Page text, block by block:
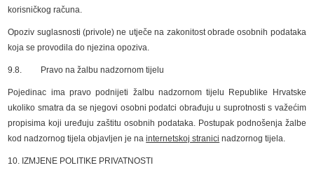
korisničkog računa.
Opoziv suglasnosti (privole) ne utječe na zakonitost obrade osobnih podataka
koja se provodila do njezina opoziva.
9.8. Pravo na žalbu nadzornom tijelu
Pojedinac ima pravo podnijeti žalbu nadzornom tijelu Republike Hrvatske
ukoliko smatra da se njegovi osobni podatci obrađuju u suprotnosti s važećim
propisima koji uređuju zaštitu osobnih podataka. Postupak podnošenja žalbe
kod nadzornog tijela objavljen je nainternetskoj stranici nadzornog tijela.
10. IZMJENE POLITIKE PRIVATNOSTI